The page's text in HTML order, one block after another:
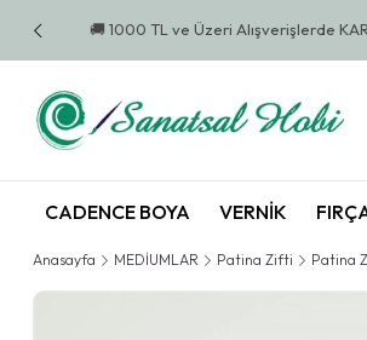
🚚 1000 TL ve Üzeri Alışverişlerde
CADENCE BOYA VERNIK
Anasayfa MEDİUMLAR Patina Zifti Patina